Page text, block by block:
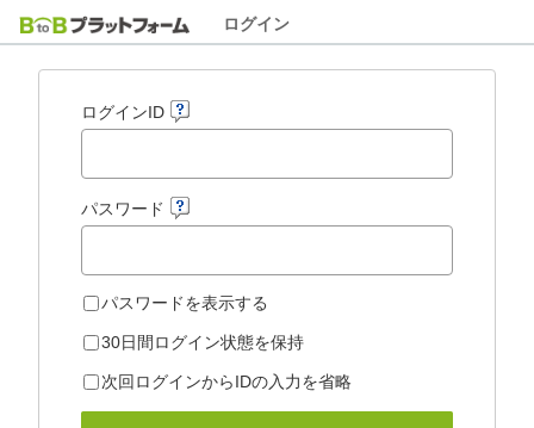
ログイン
ログインID
パスワード
パスワードを表示する
30日間ログイン状態を保持
次回ログインからIDの入力を省略